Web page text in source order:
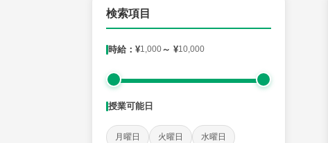
検索項目
時給：¥1,000～ ¥10,000
授業可能日
月曜日 火曜日 水曜日